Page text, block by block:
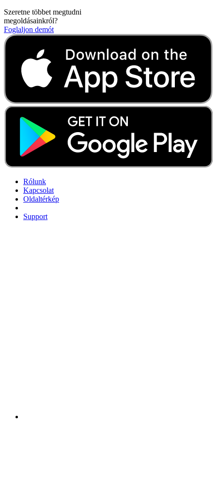
Szeretne többet megtudni
megoldásainkról?
Foglaljon demót
Rólunk
Kapcsolat
Oldaltérkép
Support